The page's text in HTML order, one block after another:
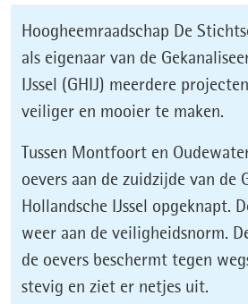
Hoogheemraadschap De
als eigenaar van de
IJssel (GHIJ) meerdere
veiliger en mooier te maken.
Tussen Montfoort en
oevers aan de zuidzijde van de
Hollandsche IJssel opgeknapt.
weer aan de veiligheidsnorm.
de oevers beschermt tegen
stevig en ziet er netjes uit.